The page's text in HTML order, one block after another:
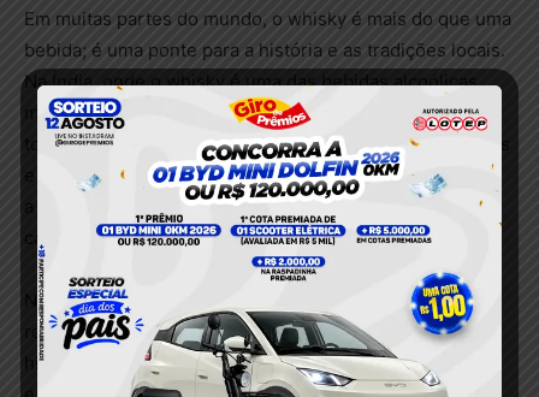
Em muitas partes do mundo, o whisky é mais do que uma
bebida; é uma ponte para a história e as tradições locais.
Na Índia, onde o whisky é uma das bebidas alcoólicas
mais consumidas, há um forte senso de comunidade em
torno do consumo de whisky, especialmente em festivais
e celebrações. No Canadá, a produção de whisky reflete
a história do país, com a utilização de grãos locais que
capturam o espírito da terra.
Na Nova Zelândia e na Austrália, países com tradições
relativamente jovens em comparação aos gigantes
históricos do whisky, destilarias têm surgido para criar